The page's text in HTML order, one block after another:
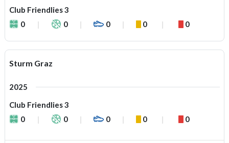
Club Friendlies 3
0
0 0 0 0
Sturm Graz
2025
Club Friendlies 3
0
0 0 0 0